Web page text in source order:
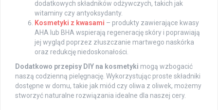
dodatkowych składników odżywczych, takich jak
witaminy czy antyoksydanty.
Kosmetyki z kwasami – produkty zawierające kwasy
AHA lub BHA wspierają regenerację skóry i poprawiają
jej wygląd poprzez złuszczanie martwego naskórka
oraz redukcję niedoskonałości.
Dodatkowo przepisy DIY na kosmetyki mogą wzbogacić
naszą codzienną pielęgnację. Wykorzystując proste składniki
dostępne w domu, takie jak miód czy oliwa z oliwek, możemy
stworzyć naturalne rozwiązania idealne dla naszej cery.